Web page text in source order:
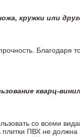
кружки или
Благодаря
кварц-
со всеми
ПВХ не